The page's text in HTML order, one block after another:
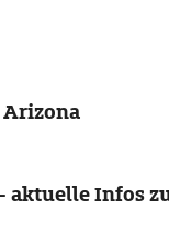
Arizona
aktuelle Infos